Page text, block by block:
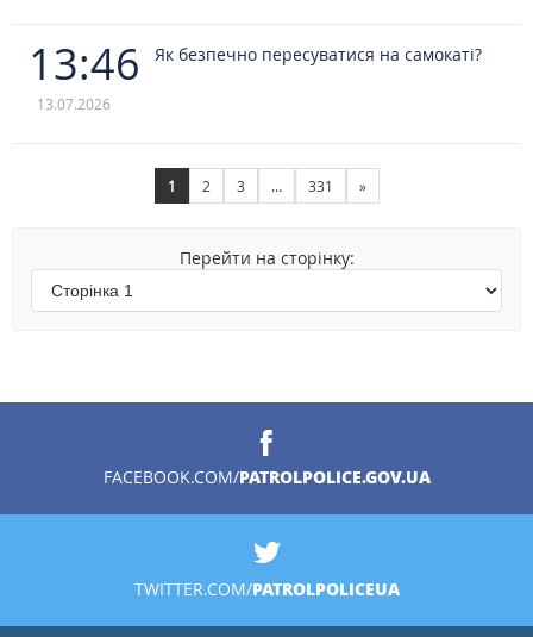
13:46
13.07.2026
Як безпечно пересуватися на самокаті?
1 2 3 … 331 »
Перейти на сторінку:
FACEBOOK.COM/PATROLPOLICE.GOV.UA
TWITTER.COM/PATROLPOLICEUA